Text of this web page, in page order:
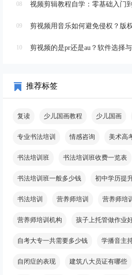
08 视频剪辑教程自学：零基础入门
09 剪视频用音乐如何避免侵权？版
10 剪视频的是pr还是au？软件选择
推荐标签
复读 少儿国画教程 少儿国画
专业书法培训 情感咨询 美术高
书法培训班 书法培训班收费一览表
书法培训班一般多少钱 初中学历提
书法培训 营养师培训 营养师培
营养师培训机构 孩子上托管做作业
自考大专一共需要多少钱 学播音主
自闭症的表现 建筑八大员证有哪些